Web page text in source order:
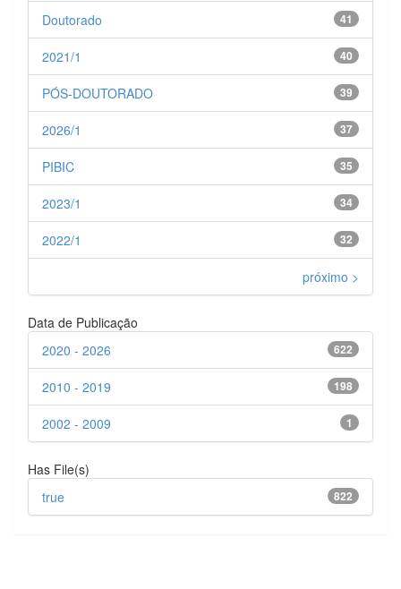
41
Doutorado
40
2021/1
39
PÓS-DOUTORADO
37
2026/1
35
PIBIC
34
2023/1
32
2022/1
próximo >
Data de Publicação
622
2020 - 2026
198
2010 - 2019
1
2002 - 2009
Has File(s)
822
true